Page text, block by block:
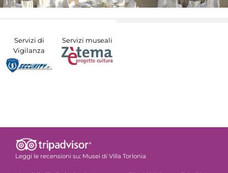
Servizi di
Vigilanza
Servizi museali
Leggi le recensioni su: Musei di Villa Torlonia